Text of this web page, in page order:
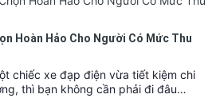
Hoàn Hảo Cho Người Có Mức Thu
chiếc xe đạp điện vừa tiết kiệm chi
thì bạn không cần phải đi đâu…